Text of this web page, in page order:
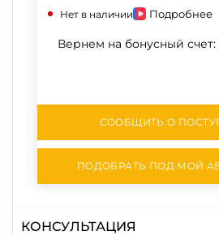
Нет в наличии Подробнее
Вернем на бонусный счет:
СООБЩИТЬ О
ПОДОБРАТЬ ПОД МОЙ
КОНСУЛЬТАЦИЯ